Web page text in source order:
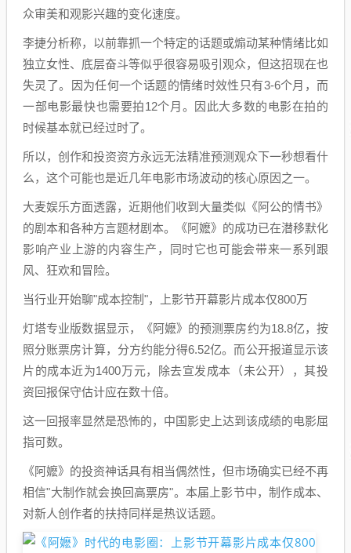
众审美和观影兴趣的变化速度。
李捷分析称，以前靠抓一个特定的话题或煽动某种情绪比如
独立女性、底层奋斗等似乎很容易吸引观众，但这招现在也
失灵了。因为任何一个话题的情绪时效性只有3-6个月，而
一部电影最快也需要拍12个月。因此大多数的电影在拍的
时候基本就已经过时了。
所以，创作和投资资方永远无法精准预测观众下一秒想看什
么，这个可能也是近几年电影市场波动的核心原因之一。
大麦娱乐方面透露，近期他们收到大量类似《阿公的情书》
的剧本和各种方言题材剧本。《阿嬷》的成功已在潜移默化
影响产业上游的内容生产，同时它也可能会带来一系列跟
风、狂欢和冒险。
当行业开始聊"成本控制"，上影节开幕影片成本仅800万
灯塔专业版数据显示，《阿嬷》的预测票房约为18.8亿，按
照分账票房计算，分方约能分得6.52亿。而公开报道显示该
片的成本近为1400万元，除去宣发成本（未公开），其投
资回报保守估计应在数十倍。
这一回报率显然是恐怖的，中国影史上达到该成绩的电影屈
指可数。
《阿嬷》的投资神话具有相当偶然性，但市场确实已经不再
相信"大制作就会换回高票房"。本届上影节中，制作成本、
对新人创作者的扶持同样是热议话题。